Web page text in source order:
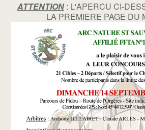
ATTENTION: L'APERCU CI-
LA PREMIERE PAGE DU